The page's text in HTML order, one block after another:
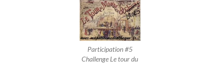
Participation #5
Challenge Le tour du